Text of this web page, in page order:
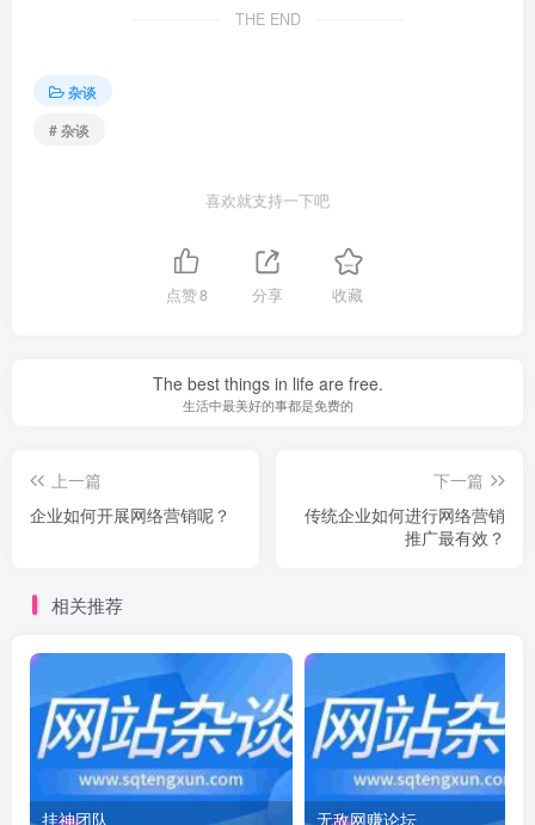
THE END
杂谈
# 杂谈
喜欢就支持一下吧
点赞8 分享 收藏
The best things in life are free.
生活中最美好的事都是免费的
上一篇
企业如何开展网络营销呢？
下一篇
传统企业如何进行网络营销
推广最有效？
相关推荐
挂神团队 无敌网赚论坛